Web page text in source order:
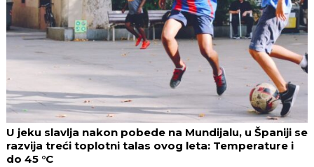
U jeku slavlja nakon pobede na Mundijalu, u Španiji se
razvija treći toplotni talas ovog leta: Temperature i
do 45 °C